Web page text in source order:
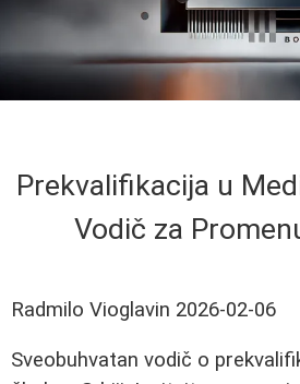
Prekvalifikacija u
Vodič za
Radmilo Vioglavin 2026-02-06
Sveobuhvatan vodič o